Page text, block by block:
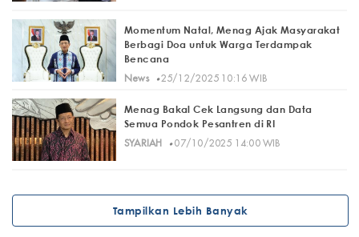
Momentum Natal, Menag Ajak Masyarakat
Berbagi Doa untuk Warga Terdampak
Bencana
News· 25/12/2025 10:16 WIB
Menag Bakal Cek Langsung dan Data
Semua Pondok Pesantren di RI
SYARIAH
· 07/10/2025 14:00 WIB
Tampilkan Lebih Banyak